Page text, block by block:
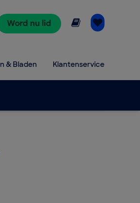
Word nu lid Online lezen
& Bladen Klantenservice